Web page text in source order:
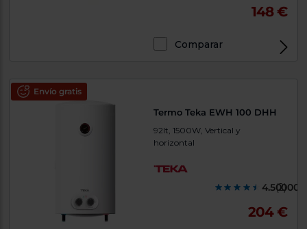
148 €
Comparar
Envío gratis
Termo Teka EWH 100 DHH
92lt, 1500W, Vertical y
horizontal
(2)
204 €